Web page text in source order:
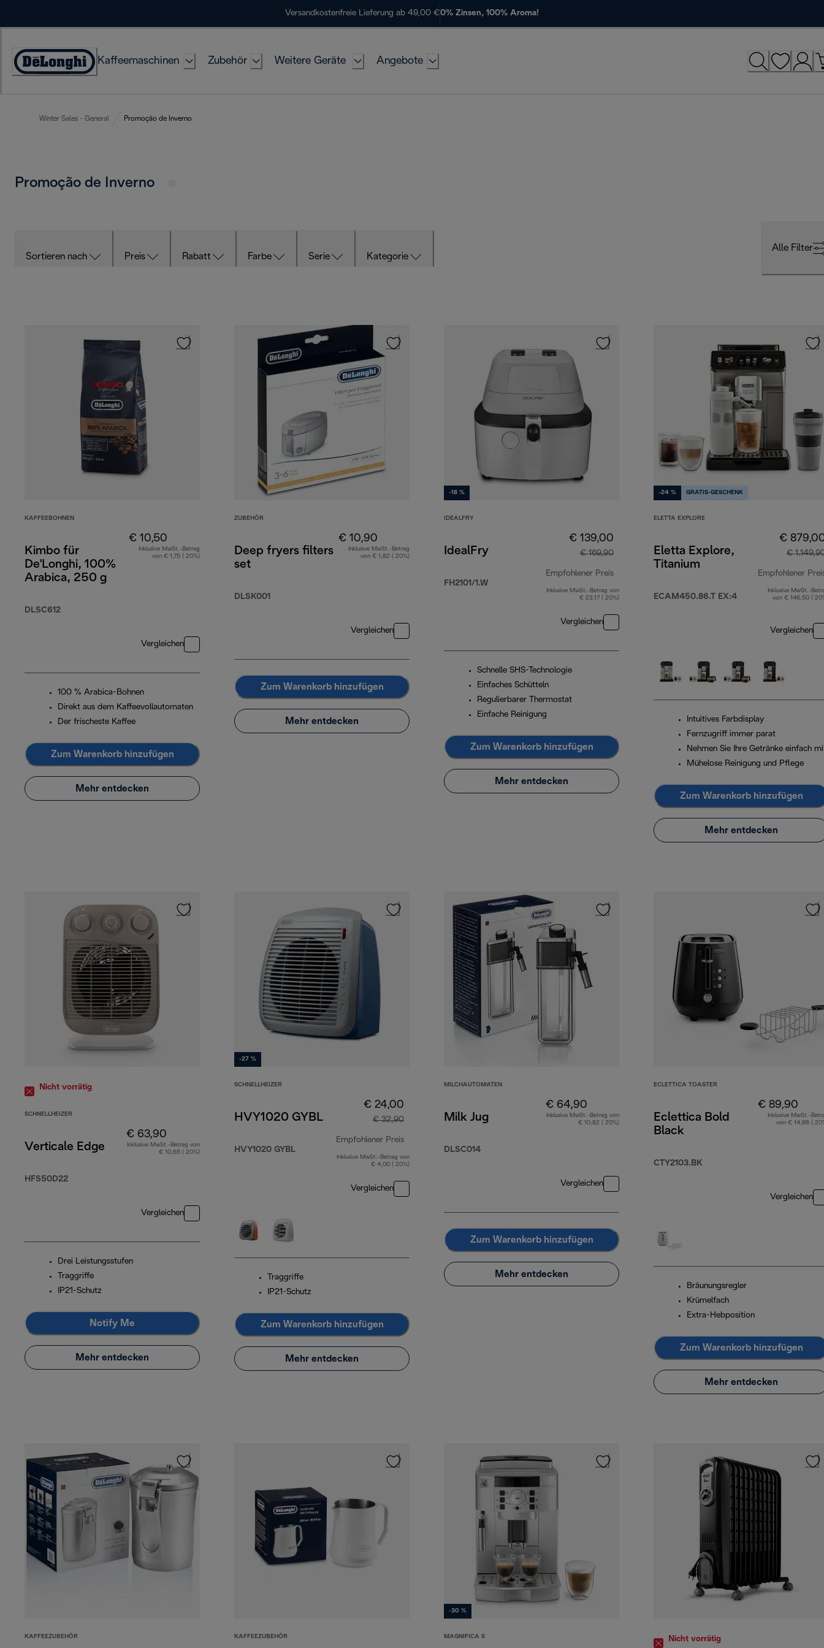
Versandkostenfreie Lieferung ab 49,00 €0% Zinsen, 100% Aroma!
Erklärung
Kaffeemaschinen Zubehör Weitere Geräte Angebote
Winter Sales - General Promoção de Inverno
Promoção de Inverno
Sortieren nach Preis Rabatt Farbe Serie Kategorie
Alle Filter
KAFFEEBOHNEN
Kimbo für
De'Longhi, 100%
Arabica, 250 g
DLSC612
€ 10,50
Inklusive MwSt.-Betrag
von € 1,75 ( 20%)
Vergleichen
100 % Arabica-Bohnen
Direkt aus dem Kaffeevollautomaten
Der frischeste Kaffee
Zum Warenkorb hinzufügen
Mehr entdecken
ZUBEHÖR
Deep fryers filters
set
DLSK001
€ 10,90
Inklusive MwSt.-Betrag
von € 1,82 ( 20%)
Vergleichen
Zum Warenkorb hinzufügen
Mehr entdecken
-18 %
IDEALFRY
IdealFry
FH2101/1.W
€ 139,00
€ 169,90
Empfohlener Preis
Originalpreis € 169,90
Inklusive MwSt.-Betrag von
€ 23,17 ( 20%)
Vergleichen
Schnelle SHS-Technologie
Einfaches Schütteln
Regulierbarer Thermostat
Einfache Reinigung
Zum Warenkorb hinzufügen
Mehr entdecken
-24 % GRATIS-GESCHENK
ELETTA EXPLORE
Eletta Explore,
Titanium
ECAM450.86.T EX:4
€
€
Empfohlener
Inklusive MwSt.-
von € 146,50 (
Vergleichen
Intuitives Farbdisplay
Fernzugriff immer parat
Nehmen Sie Ihre Getränke einfach
Mühelose Reinigung und Pflege
Zum Warenkorb hinzufügen
Mehr entdecken
Nicht vorrätig
SCHNELLHEIZER
Verticale Edge
HFS50D22
€ 63,90
Inklusive MwSt.-Betrag von
€ 10,65 ( 20%)
Vergleichen
Drei Leistungsstufen
Traggriffe
IP21-Schutz
Notify Me
Mehr entdecken
-27 %
SCHNELLHEIZER
HVY1020 GYBL
HVY1020 GYBL
€ 24,00
€ 32,90
Empfohlener Preis
Originalpreis € 32,90
Inklusive MwSt.-Betrag von
€ 4,00 ( 20%)
Vergleichen
Traggriffe
IP21-Schutz
Zum Warenkorb hinzufügen
Mehr entdecken
MILCHAUTOMATEN
Milk Jug
DLSC014
€ 64,90
Inklusive MwSt.-Betrag von
€ 10,82 ( 20%)
Vergleichen
Zum Warenkorb hinzufügen
Mehr entdecken
ECLETTICA TOASTER
Eclettica Bold
Black
CTY2103.BK
€ 89,90
Inklusive MwSt.-
von € 14,98 (
Vergleichen
Bräunungsregler
Krümelfach
Extra-Hebposition
Zum Warenkorb hinzufügen
Mehr entdecken
KAFFEEZUBEHÖR KAFFEEZUBEHÖR
-30 %
MAGNIFICA S Nicht vorrätig